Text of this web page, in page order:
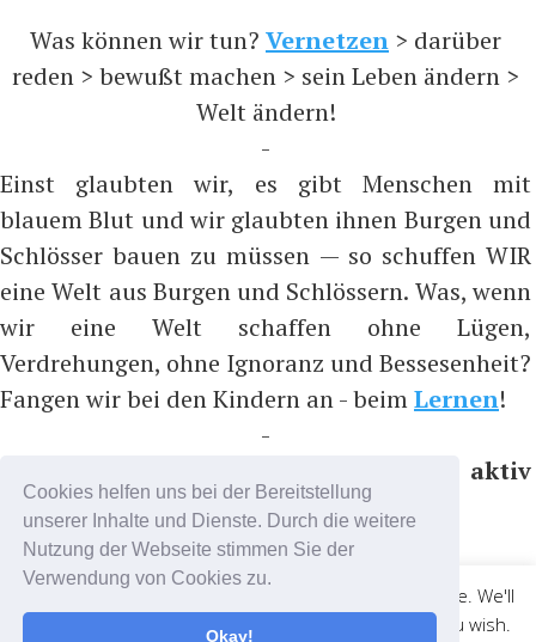
Cookies helfen uns bei der Bereitstellung
unserer Inhalte und Dienste. Durch die weitere
Nutzung der Webseite stimmen Sie der
Verwendung von Cookies zu.
Okay!
Was können wir tun? Vernetzen > darüber
reden > bewußt machen > sein Leben ändern >
Welt ändern!
-
Einst glaubten wir, es gibt Menschen mit
blauem Blut und wir glaubten ihnen Burgen und
Schlösser bauen zu müssen — so schuffen WIR
eine Welt aus Burgen und Schlössern. Was, wenn
wir eine Welt schaffen ohne Lügen,
Verdrehungen, ohne Ignoranz und Bessesenheit?
Fangen wir bei den Kindern an - beimLernen!
-
Bitte nicht folgen, sondern aktiv
teilnehmen, z.B. auf ...
https://t.me/coronadatencheck
(Nachrichtenkanal)
This website uses cookies to improve your experience. We'll
assume you're ok with this, but you can opt-out if you wish.